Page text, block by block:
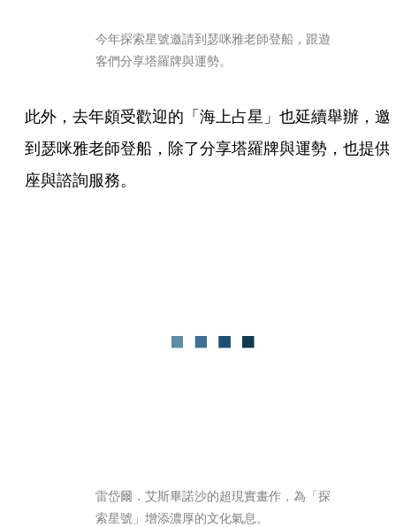
今年探索星號邀請到瑟咪雅老師登船，跟遊
客們分享塔羅牌與運勢。
此外，去年頗受歡迎的「海上占星」也延續舉辦，邀
到瑟咪雅老師登船，除了分享塔羅牌與運勢，也提供
座與諮詢服務。
雷岱爾．艾斯畢諾沙的超現實畫作，為「探
索星號」增添濃厚的文化氣息。